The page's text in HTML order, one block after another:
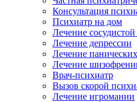
Консультация
Психиатр на дом
Лечение
Лечение депрессии
Лечение
Лечение
Врач-психиатр
Вызов скорой
Лечение игромании